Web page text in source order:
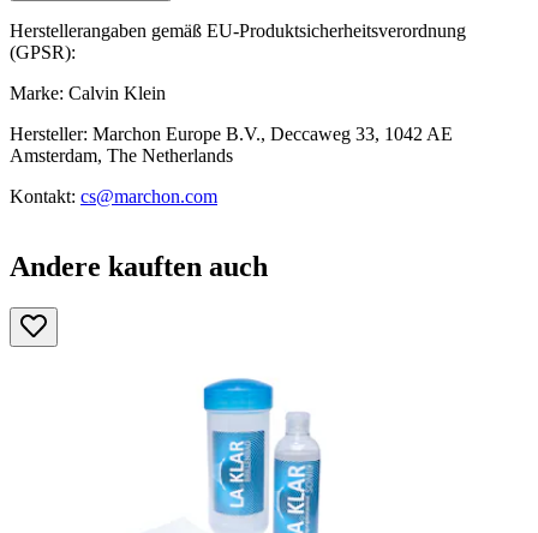
Herstellerangaben gemäß EU-Produktsicherheitsverordnung
(GPSR):
Marke: Calvin Klein
Hersteller: Marchon Europe B.V., Deccaweg 33, 1042 AE
Amsterdam, The Netherlands
Kontakt: cs@marchon.com
Andere kauften auch